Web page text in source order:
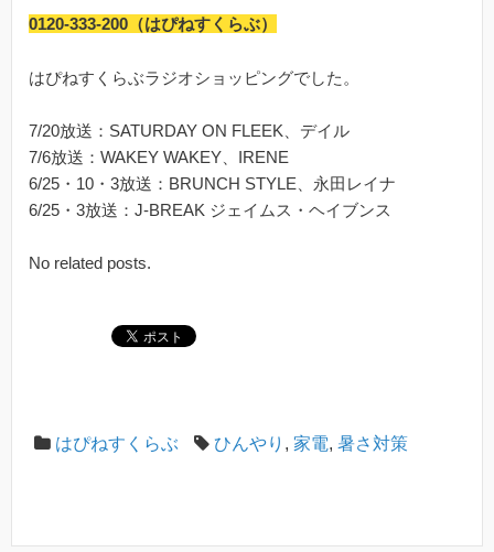
0120-333-200（はぴねすくらぶ）
はぴねすくらぶラジオショッピングでした。
7/20放送：SATURDAY ON FLEEK、デイル
7/6放送：WAKEY WAKEY、IRENE
6/25・10・3放送：BRUNCH STYLE、永田レイナ
6/25・3放送：J-BREAK ジェイムス・ヘイブンス
No related posts.
はぴねすくらぶ ひんやり , 家電, 暑さ対策